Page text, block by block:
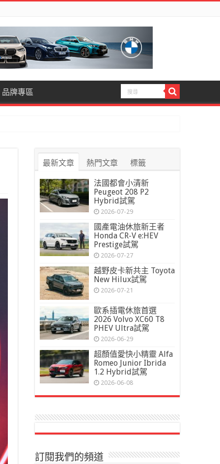
品牌專區
最新文章 熱門文章 標籤
法國都會小清新
Peugeot 208 P2
Hybrid試駕
2026-07-29
國產電油休旅新王者
Honda CR-V e:HEV
Prestige試駕
2026-07-27
越野皮卡新共主 Toyota
New Hilux試駕
2026-07-21
歐系插電休旅首選
2026 Volvo XC60 T8
PHEV Ultra試駕
2026-06-29
超顏值愛快小精靈 Alfa
Romeo Junior Ibrida
1.2 Hybrid試駕
2026-06-08
訂閱我們的頻道